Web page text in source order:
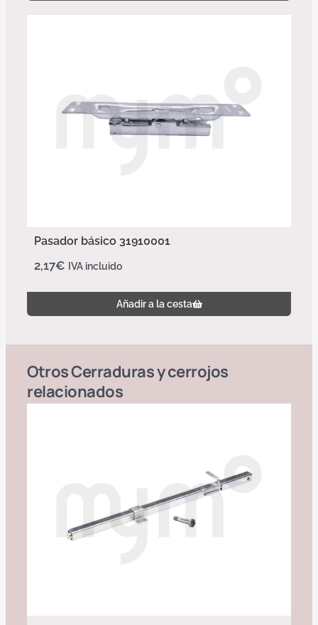
Pasador básico 31910001
2,17€ IVA incluido
Añadir a la cesta
OtrosCerraduras y cerrojos
relacionados